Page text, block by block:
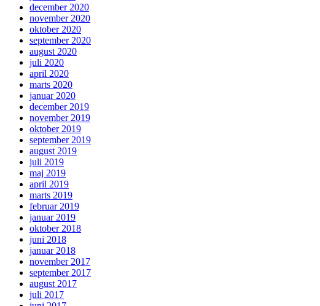
december 2020
november 2020
oktober 2020
september 2020
august 2020
juli 2020
april 2020
marts 2020
januar 2020
december 2019
november 2019
oktober 2019
september 2019
august 2019
juli 2019
maj 2019
april 2019
marts 2019
februar 2019
januar 2019
oktober 2018
juni 2018
januar 2018
november 2017
september 2017
august 2017
juli 2017